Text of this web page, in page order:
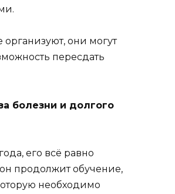
организуют, они могут
пересдать
болезни и долгого
его всё равно
продолжит обучение,
необходимо